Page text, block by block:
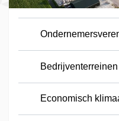
Economisch